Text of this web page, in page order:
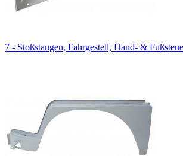
7 - Stoßstangen, Fahrgestell, Hand- &